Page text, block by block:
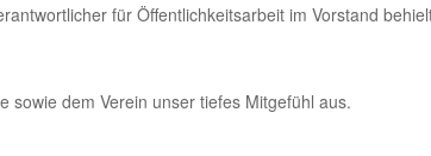
für Öffentlichkeitsarbeit im Vorstand
sowie dem Verein unser tiefes Mitgefühl aus.